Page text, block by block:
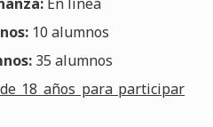
10 alumnos
35 alumnos
18 años para participar